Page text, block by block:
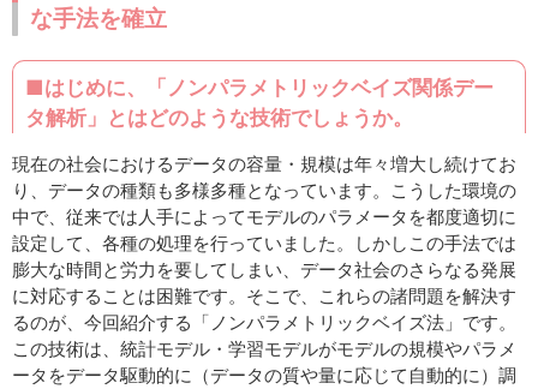
な手法を確立
■はじめに、「ノンパラメトリックベイズ関係デー
タ解析」とはどのような技術でしょうか。
現在の社会におけるデータの容量・規模は年々増大し続けてお
り、データの種類も多様多種となっています。こうした環境の
中で、従来では人手によってモデルのパラメータを都度適切に
設定して、各種の処理を行っていました。しかしこの手法では
膨大な時間と労力を要してしまい、データ社会のさらなる発展
に対応することは困難です。そこで、これらの諸問題を解決す
るのが、今回紹介する「ノンパラメトリックベイズ法」です。
この技術は、統計モデル・学習モデルがモデルの規模やパラメ
ータをデータ駆動的に（データの質や量に応じて自動的に）調